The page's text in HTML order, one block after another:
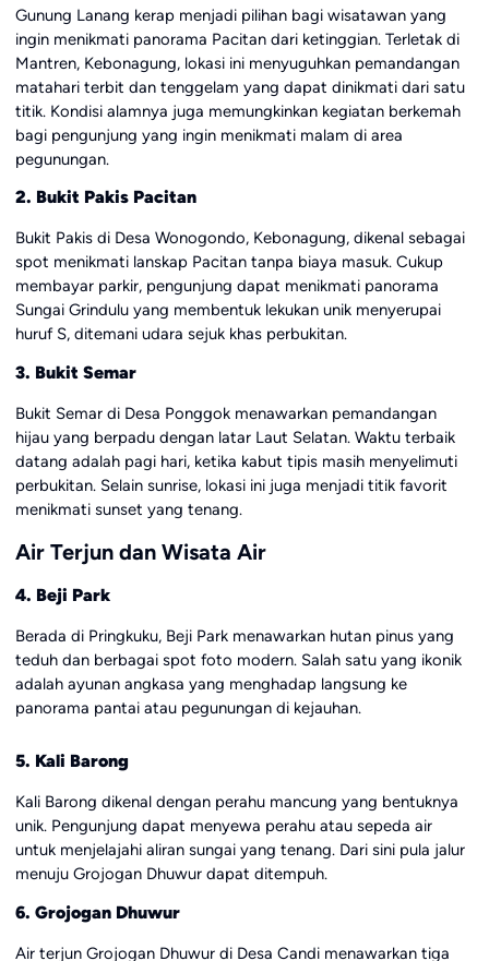
Gunung Lanang kerap menjadi pilihan bagi wisatawan yang
ingin menikmati panorama Pacitan dari ketinggian. Terletak di
Mantren, Kebonagung, lokasi ini menyuguhkan pemandangan
matahari terbit dan tenggelam yang dapat dinikmati dari satu
titik. Kondisi alamnya juga memungkinkan kegiatan berkemah
bagi pengunjung yang ingin menikmati malam di area
pegunungan.
2. Bukit Pakis Pacitan
Bukit Pakis di Desa Wonogondo, Kebonagung, dikenal sebagai
spot menikmati lanskap Pacitan tanpa biaya masuk. Cukup
membayar parkir, pengunjung dapat menikmati panorama
Sungai Grindulu yang membentuk lekukan unik menyerupai
huruf S, ditemani udara sejuk khas perbukitan.
3. Bukit Semar
Bukit Semar di Desa Ponggok menawarkan pemandangan
hijau yang berpadu dengan latar Laut Selatan. Waktu terbaik
datang adalah pagi hari, ketika kabut tipis masih menyelimuti
perbukitan. Selain sunrise, lokasi ini juga menjadi titik favorit
menikmati sunset yang tenang.
Air Terjun dan Wisata Air
4. Beji Park
Berada di Pringkuku, Beji Park menawarkan hutan pinus yang
teduh dan berbagai spot foto modern. Salah satu yang ikonik
adalah ayunan angkasa yang menghadap langsung ke
panorama pantai atau pegunungan di kejauhan.
5. Kali Barong
Kali Barong dikenal dengan perahu mancung yang bentuknya
unik. Pengunjung dapat menyewa perahu atau sepeda air
untuk menjelajahi aliran sungai yang tenang. Dari sini pula jalur
menuju Grojogan Dhuwur dapat ditempuh.
6. Grojogan Dhuwur
Air terjun Grojogan Dhuwur di Desa Candi menawarkan tiga